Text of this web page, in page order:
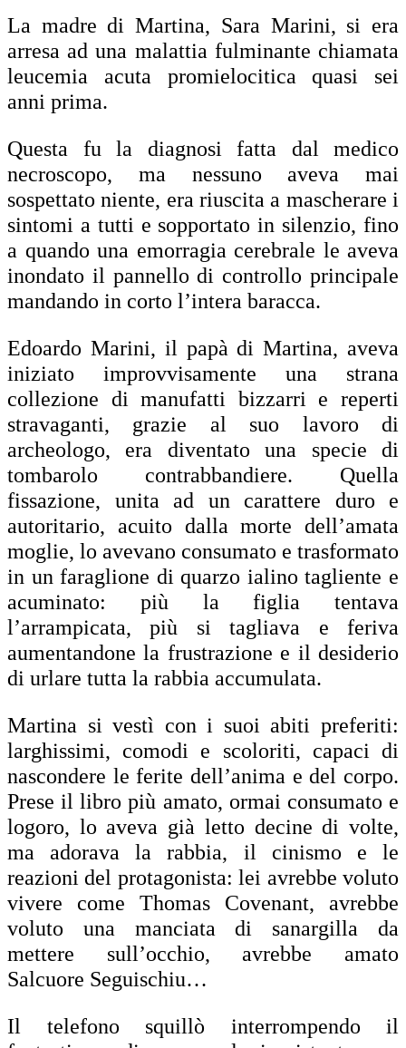
La madre di Martina, Sara Marini, si era
arresa ad una malattia fulminante chiamata
leucemia acuta promielocitica quasi sei
anni prima.
Questa fu la diagnosi fatta dal medico
necroscopo, ma nessuno aveva mai
sospettato niente, era riuscita a mascherare i
sintomi a tutti e sopportato in silenzio, fino
a quando una emorragia cerebrale le aveva
inondato il pannello di controllo principale
mandando in corto l’intera baracca.
Edoardo Marini, il papà di Martina, aveva
iniziato improvvisamente una strana
collezione di manufatti bizzarri e reperti
stravaganti, grazie al suo lavoro di
archeologo, era diventato una specie di
tombarolo contrabbandiere. Quella
fissazione, unita ad un carattere duro e
autoritario, acuito dalla morte dell’amata
moglie, lo avevano consumato e trasformato
in un faraglione di quarzo ialino tagliente e
acuminato: più la figlia tentava
l’arrampicata, più si tagliava e feriva
aumentandone la frustrazione e il desiderio
di urlare tutta la rabbia accumulata.
Martina si vestì con i suoi abiti preferiti:
larghissimi, comodi e scoloriti, capaci di
nascondere le ferite dell’anima e del corpo.
Prese il libro più amato, ormai consumato e
logoro, lo aveva già letto decine di volte,
ma adorava la rabbia, il cinismo e le
reazioni del protagonista: lei avrebbe voluto
vivere come Thomas Covenant, avrebbe
voluto una manciata di sanargilla da
mettere sull’occhio, avrebbe amato
Salcuore Seguischiu…
Il telefono squillò interrompendo il